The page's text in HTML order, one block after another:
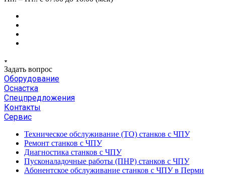
Задать вопрос
Оборудование
Оснастка
Спецпредложения
Контакты
Сервис
Техническое обслуживание (ТО) станков с ЧПУ
Ремонт станков с ЧПУ
Диагностика станков с ЧПУ
Пусконаладочные работы (ПНР) станков с ЧПУ
Абонентское обслуживание станков с ЧПУ в Перми